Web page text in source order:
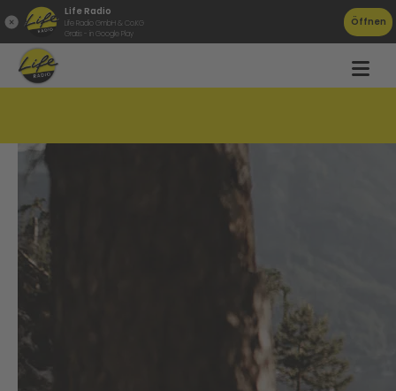
Life Radio
Life Radio GmbH & Co.KG
Gratis - in Google Play
Öffnen